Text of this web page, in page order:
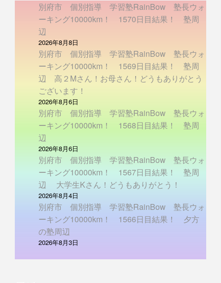
別府市 個別指導 学習塾RainBow 塾長ウォ
ーキング10000km！ 1570日目結果！ 塾周
辺
2026年8月8日
別府市 個別指導 学習塾RainBow 塾長ウォ
ーキング10000km！ 1569日目結果！ 塾周
辺 高２Mさん！お母さん！どうもありがとう
ございます！
2026年8月6日
別府市 個別指導 学習塾RainBow 塾長ウォ
ーキング10000km！ 1568日目結果！ 塾周
辺
2026年8月6日
別府市 個別指導 学習塾RainBow 塾長ウォ
ーキング10000km！ 1567日目結果！ 塾周
辺 大学生Kさん！どうもありがとう！
2026年8月4日
別府市 個別指導 学習塾RainBow 塾長ウォ
ーキング10000km！ 1566日目結果！ 夕方
の塾周辺
2026年8月3日